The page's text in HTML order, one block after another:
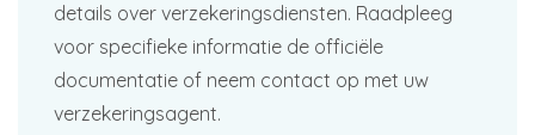
details over verzekeringsdiensten. Raadpleeg
voor specifieke informatie de officiële
documentatie of neem contact op met uw
verzekeringsagent.